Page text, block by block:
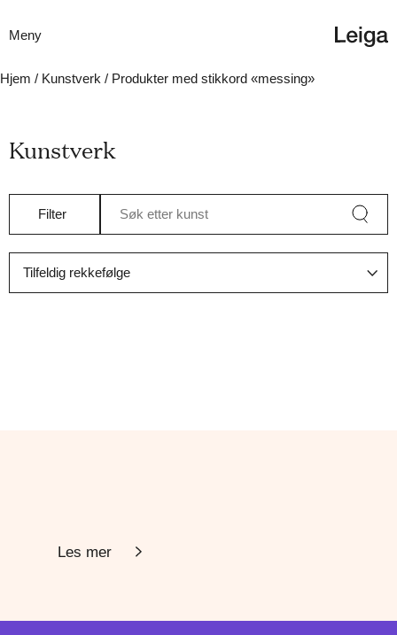
Meny
Hjem / Kunstverk / Produkter med stikkord «messing»
Kunstverk
Filter Søk etter kunst
Les mer